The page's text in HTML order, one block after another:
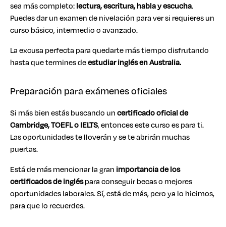
sea más completo:lectura, escritura, habla y escucha.
Puedes dar un examen de nivelación para ver si requieres un
curso básico, intermedio o avanzado.
La excusa perfecta para quedarte más tiempo disfrutando
hasta que termines deestudiar inglés en Australia.
Preparación para exámenes oficiales
Si más bien estás buscando uncertificado oficial de
Cambridge, TOEFL o IELTS, entonces este curso es para ti.
Las oportunidades te lloverán y se te abrirán muchas
puertas.
Está de más mencionar la gran importancia de los
certificados de ingléspara conseguir becas o mejores
oportunidades laborales. Sí, está de más, pero ya lo hicimos,
para que lo recuerdes.